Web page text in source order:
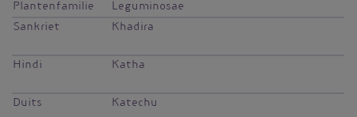
Plantenfamilie
Leguminosae
Sankriet
Khadira
Hindi Katha
Duits Katechu